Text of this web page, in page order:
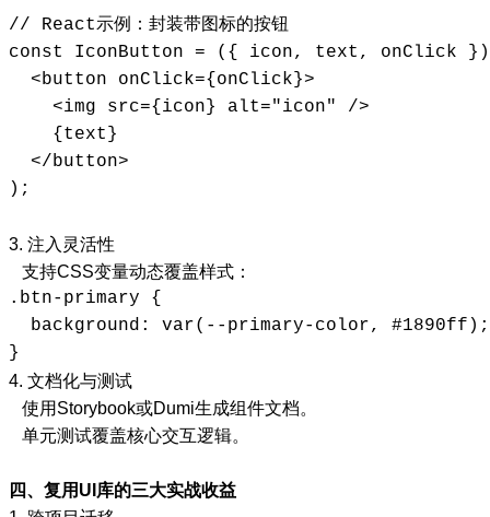
// React示例：封装带图标的按钮
const IconButton = ({ icon, text, onClick
  <button onClick={onClick}>
    <img src={icon} alt="icon" />
    {text}
  </button>
);
3. 注入灵活性
支持CSS变量动态覆盖样式：
.btn-primary {
background: var(--primary-color,
}
4. 文档化与测试
使用Storybook或Dumi生成组件文档。
单元测试覆盖核心交互逻辑。
四、复用UI库的三大实战收益